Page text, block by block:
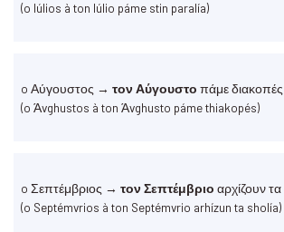
(o Iúlios à ton Iúlio páme stin paralía)
o Αύγουστος → τον Αύγουστο πάμε διακοπές
(o Άvghustos à ton Άvghusto páme thiakopés)
o Σεπτέμβριος → τον Σεπτέμβριο αρχίζουν
(o Septémvrios à ton Septémvrio arhízun ta sholía)